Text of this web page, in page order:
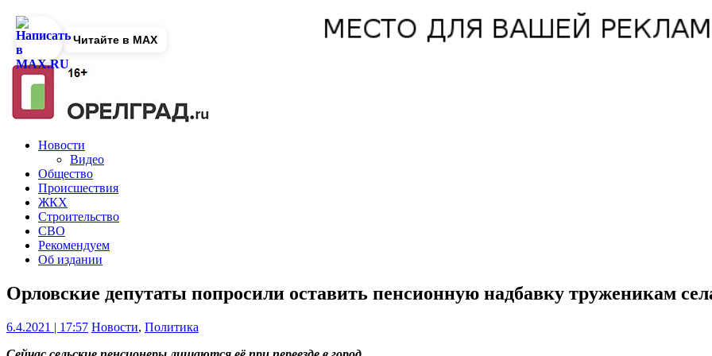
Новости
Видео
Общество
Происшествия
ЖКХ
Строительство
СВО
Рекомендуем
Об издании
Орловские депутаты попросили оставить пенсионную надбавку труженикам
6.4.2021 | 17:57 Новости, Политика
Читайте в MAX